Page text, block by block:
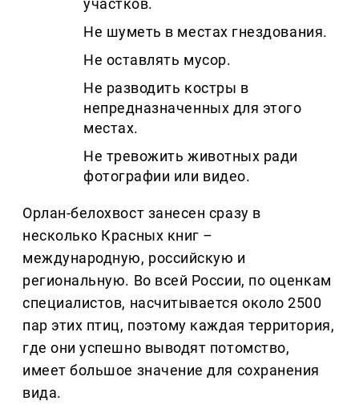
участков.
Не шуметь в местах гнездования.
Не оставлять мусор.
Не разводить костры в
непредназначенных для этого
местах.
Не тревожить животных ради
фотографии или видео.
Орлан-белохвост занесен сразу в
несколько Красных книг –
международную, российскую и
региональную. Во всей России, по оценкам
специалистов, насчитывается около 2500
пар этих птиц, поэтому каждая территория,
где они успешно выводят потомство,
имеет большое значение для сохранения
вида.